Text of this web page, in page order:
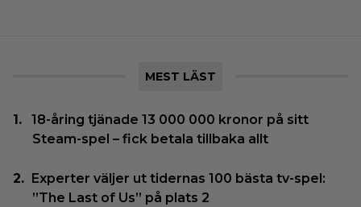
MEST LÄST
18-åring tjänade 13 000 000 kronor på sitt
Steam-spel – fick betala tillbaka allt
Experter väljer ut tidernas 100 bästa tv-spel:
”The Last of Us” på plats 2